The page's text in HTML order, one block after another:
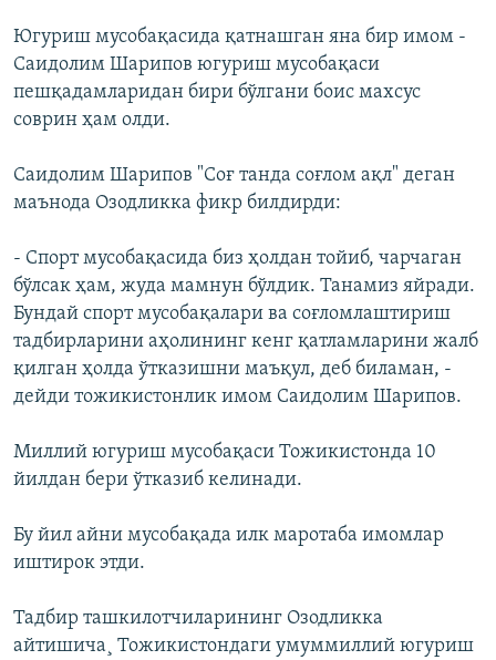
Югуриш мусобақасида қатнашган яна бир имом -
Саидолим Шарипов югуриш мусобақаси
пешқадамларидан бири бўлгани боис махсус
соврин ҳам олди.
Саидолим Шарипов "Соғ танда соғлом ақл" деган
маънода Озодликка фикр билдирди:
- Спорт мусобақасида биз ҳолдан тойиб, чарчаган
бўлсак ҳам, жуда мамнун бўлдик. Танамиз яйради.
Бундай спорт мусобақалари ва соғломлаштириш
тадбирларини аҳолининг кенг қатламларини жалб
қилган ҳолда ўтказишни маъқул, деб биламан, -
дейди тожикистонлик имом Саидолим Шарипов.
Миллий югуриш мусобақаси Тожикистонда 10
йилдан бери ўтказиб келинади.
Бу йил айни мусобақада илк маротаба имомлар
иштирок этди.
Тадбир ташкилотчиларининг Озодликка
айтишича¸ Тожикистондаги умуммиллий югуриш